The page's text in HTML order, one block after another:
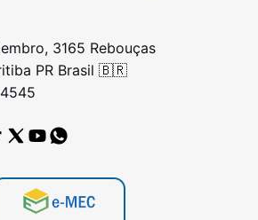
3165 Rebouças
PR Brasil 🇧🇷